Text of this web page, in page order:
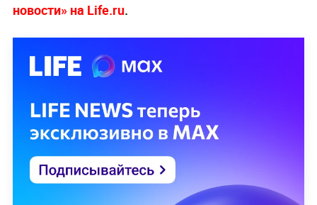
новости» на Life.ru.